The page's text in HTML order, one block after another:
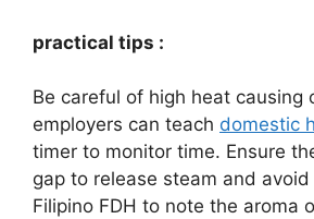
practical tips :
Be careful of high heat causing
employers can teach domestic
timer to monitor time. Ensure
gap to release steam and avoid
Filipino FDH to note the aroma